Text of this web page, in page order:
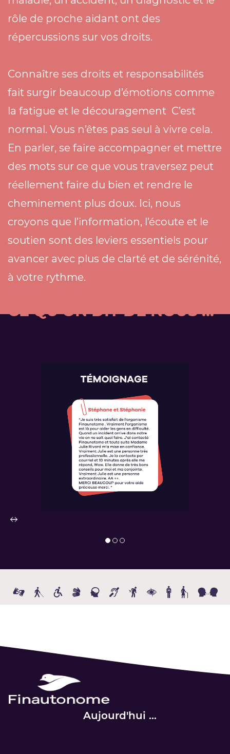
rôle de proche aidant ont des
répercussions sur vos droits.
Connaître ses droits et responsabilités
fait surgir beaucoup d’émotions comme
la fatigue et le découragement C’est
normal. Vous n’êtes pas seul à vivre cela.
En parler, se faire accompagner et mettre
des mots sur ce que vous traversez peut
réellement faire du bien et rendre le
cheminement plus doux. Ici, nous
croyons que l’information, l’écoute et le
soutien sont des leviers essentiels pour
avancer avec plus de clarté et de sérénité,
à votre rythme.
CE QU'ON DIT DE NOUS ...
Aujourd'hui ...